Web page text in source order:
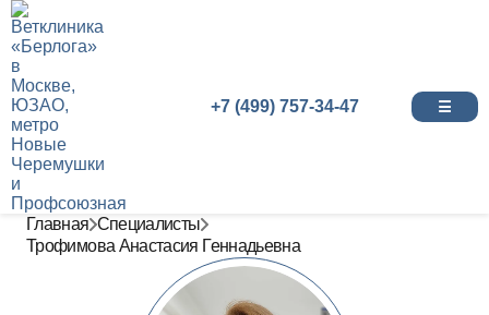
+7 (499) 757-34-47 ☰
Главная Специалисты
Трофимова Анастасия Геннадьевна